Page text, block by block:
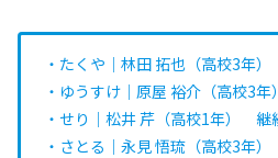
・たくや｜林田 拓也（高校3年
・ゆうすけ｜原屋 裕介（高校3
・せり｜松井 芹（高校1年） 継
・さとる｜永見 悟琉（高校3年